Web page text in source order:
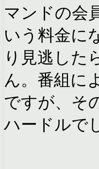
マンドの会
いう料金に
り見逃した
ん。番組に
ですが、そ
ハードルで